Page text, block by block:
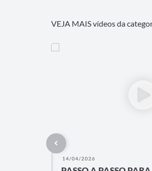
VEJA MAIS vídeos da
14/04/2026